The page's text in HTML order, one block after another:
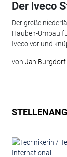
Der Iveco
Der große
Hauben-Umbau
Iveco vor und
von Jan Burgdorf